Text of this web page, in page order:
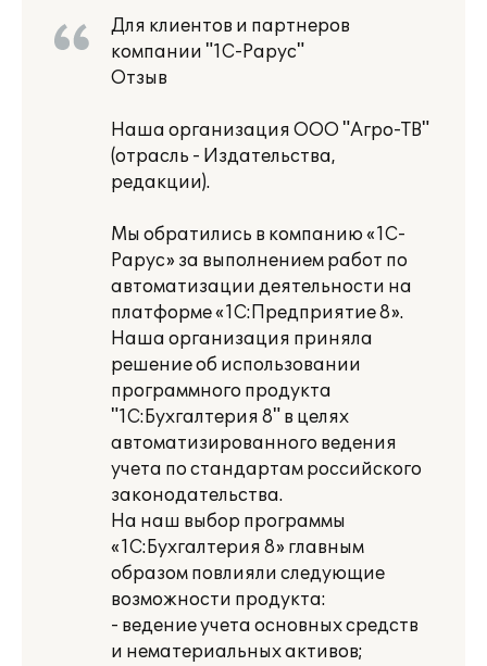
Для клиентов и партнеров
компании "1С-Рарус"
Отзыв
Наша организация ООО "Агро-ТВ"
(отрасль - Издательства,
редакции).
Мы обратились в компанию «1С-
Рарус» за выполнением работ по
автоматизации деятельности на
платформе «1С:Предприятие 8».
Наша организация приняла
решение об использовании
программного продукта
"1C:Бухгалтерия 8" в целях
автоматизированного ведения
учета по стандартам российского
законодательства.
На наш выбор программы
«1С:Бухгалтерия 8» главным
образом повлияли следующие
возможности продукта:
- ведение учета основных средств
и нематериальных активов;